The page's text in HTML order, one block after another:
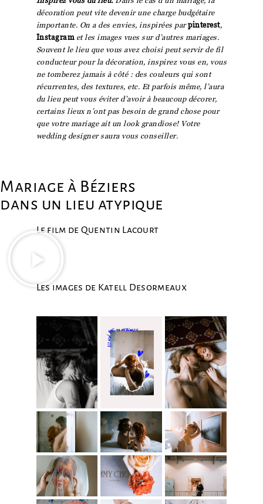
décoration peut vite devenir une charge budgétaire
importante. On a des envies, inspirées parpinterest,
Instagramet les images vues sur d’autres mariages.
Souvent le lieu que vous avez choisi peut servir de fil
conducteur pour la décoration, inspirez vous en, vous
ne tomberez jamais à côté : des couleurs qui sont
récurrentes, des textures, etc. Et parfois même, l’aura
du lieu peut vous éviter d’avoir à beaucoup décorer,
certains lieux n’ont pas besoin de grand chose pour
que votre mariage ait un look grandiose! Votre
weddingdesigner saura vous conseiller.
Mariage à Béziers
dans un lieu atypique
Le film de Quentin Lacourt
Les images de Katell Desormeaux